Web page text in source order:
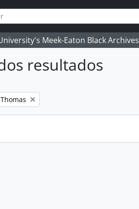
Meek-Eaton Black Archives
resultados